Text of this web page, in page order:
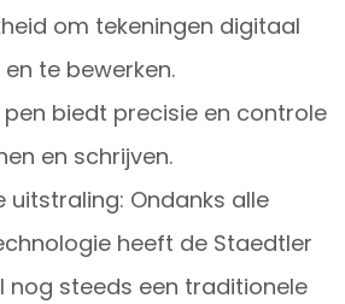
om tekeningen digitaal
te bewerken.
pen biedt precisie en controle
en schrijven.
uitstraling: Ondanks alle
heeft de Staedtler
nog steeds een traditionele